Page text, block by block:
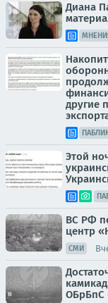
Диана
другие
Этой
ВС РФ
центр
СМИ
ОБрБпС